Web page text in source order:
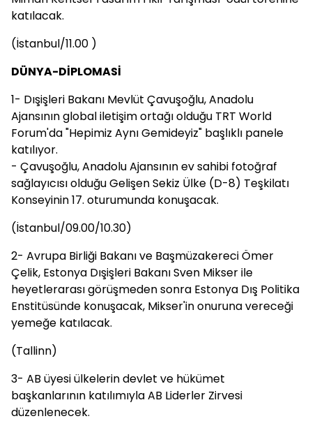
katılacak.
(İstanbul/11.00 )
DÜNYA-DİPLOMASİ
1- Dışişleri Bakanı Mevlüt Çavuşoğlu, Anadolu
Ajansının global iletişim ortağı olduğu TRT World
Forum'da "Hepimiz Aynı Gemideyiz" başlıklı panele
katılıyor.
- Çavuşoğlu, Anadolu Ajansının ev sahibi fotoğraf
sağlayıcısı olduğu Gelişen Sekiz Ülke (D-8) Teşkilatı
Konseyinin 17. oturumunda konuşacak.
(İstanbul/09.00/10.30)
2- Avrupa Birliği Bakanı ve Başmüzakereci Ömer
Çelik, Estonya Dışişleri Bakanı Sven Mikser ile
heyetlerarası görüşmeden sonra Estonya Dış Politika
Enstitüsünde konuşacak, Mikser'in onuruna vereceği
yemeğe katılacak.
(Tallinn)
3- AB üyesi ülkelerin devlet ve hükümet
başkanlarının katılımıyla AB Liderler Zirvesi
düzenlenecek.